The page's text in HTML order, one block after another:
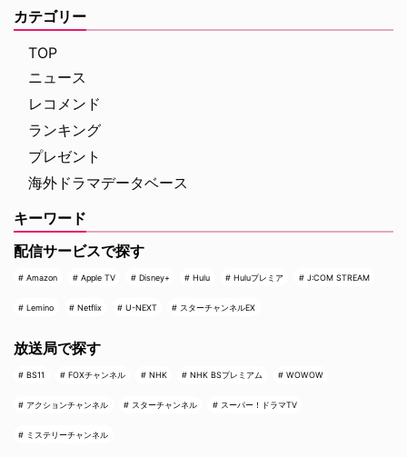
カテゴリー
TOP
ニュース
レコメンド
ランキング
プレゼント
海外ドラマデータベース
キーワード
配信サービスで探す
Amazon Apple TV Disney+ Hulu Huluプレミア J:COM STREAM
Lemino Netflix U-NEXT スターチャンネルEX
放送局で探す
BS11 FOXチャンネル NHK NHK BSプレミアム WOWOW
アクションチャンネル スターチャンネル スーパー！ドラマTV
ミステリーチャンネル